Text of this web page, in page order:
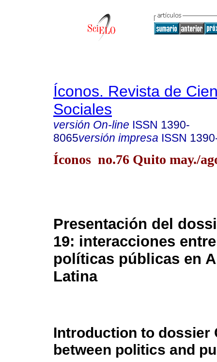
Íconos. Revista de
Sociales
versión On-line ISSN 1390-
8065versión impresa ISSN
Íconos no.76 Quito may./
Presentación del
19: interacciones
políticas públicas en
Latina
Introduction to dossier
between politics and